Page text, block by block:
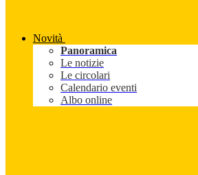
Novità
Panoramica
Le notizie
Le circolari
Calendario eventi
Albo online